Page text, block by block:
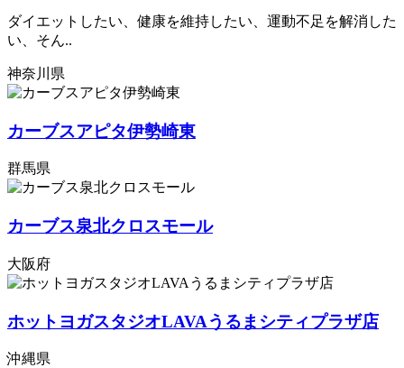
ダイエットしたい、健康を維持したい、運動不足を解消した
い、そん..
神奈川県
カーブスアピタ伊勢崎東
群馬県
カーブス泉北クロスモール
大阪府
ホットヨガスタジオLAVAうるまシティプラザ店
沖縄県